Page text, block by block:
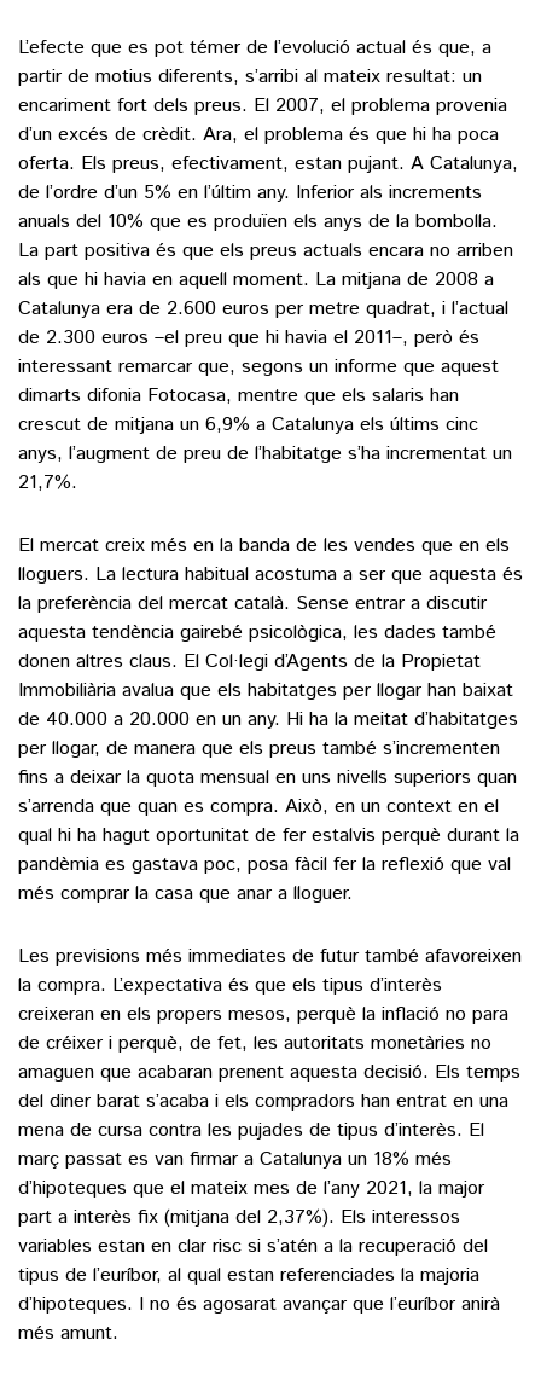
L’efecte que es pot témer de l’evolució actual és que, a
partir de motius diferents, s’arribi al mateix resultat: un
encariment fort dels preus. El 2007, el problema provenia
d’un excés de crèdit. Ara, el problema és que hi ha poca
oferta. Els preus, efectivament, estan pujant. A Catalunya,
de l’ordre d’un 5% en l’últim any. Inferior als increments
anuals del 10% que es produïen els anys de la bombolla.
La part positiva és que els preus actuals encara no arriben
als que hi havia en aquell moment. La mitjana de 2008 a
Catalunya era de 2.600 euros per metre quadrat, i l’actual
de 2.300 euros –el preu que hi havia el 2011–, però és
interessant remarcar que, segons un informe que aquest
dimarts difonia Fotocasa, mentre que els salaris han
crescut de mitjana un 6,9% a Catalunya els últims cinc
anys, l’augment de preu de l’habitatge s’ha incrementat un
21,7%.
El mercat creix més en la banda de les vendes que en els
lloguers. La lectura habitual acostuma a ser que aquesta és
la preferència del mercat català. Sense entrar a discutir
aquesta tendència gairebé psicològica, les dades també
donen altres claus. El Col·legi d’Agents de la Propietat
Immobiliària avalua que els habitatges per llogar han baixat
de 40.000 a 20.000 en un any. Hi ha la meitat d’habitatges
per llogar, de manera que els preus també s’incrementen
fins a deixar la quota mensual en uns nivells superiors quan
s’arrenda que quan es compra. Això, en un context en el
qual hi ha hagut oportunitat de fer estalvis perquè durant la
pandèmia es gastava poc, posa fàcil fer la reflexió que val
més comprar la casa que anar a lloguer.
Les previsions més immediates de futur també afavoreixen
la compra. L’expectativa és que els tipus d’interès
creixeran en els propers mesos, perquè la inflació no para
de créixer i perquè, de fet, les autoritats monetàries no
amaguen que acabaran prenent aquesta decisió. Els temps
del diner barat s’acaba i els compradors han entrat en una
mena de cursa contra les pujades de tipus d’interès. El
març passat es van firmar a Catalunya un 18% més
d’hipoteques que el mateix mes de l’any 2021, la major
part a interès fix (mitjana del 2,37%). Els interessos
variables estan en clar risc si s’atén a la recuperació del
tipus de l’euríbor, al qual estan referenciades la majoria
d’hipoteques. I no és agosarat avançar que l’euríbor anirà
més amunt.